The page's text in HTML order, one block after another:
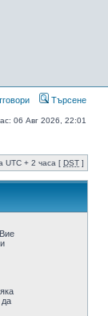
Търсене
06 Авг 2026, 22:01
UTC + 2 часа [ DST ]